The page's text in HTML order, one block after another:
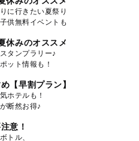
に行きたい夏祭り
供無料イベントも
休みのオススメ
タンプラリー♪
ット情報も！
【早割プラン】
ホテルも！
断然お得♪
意！
トル、